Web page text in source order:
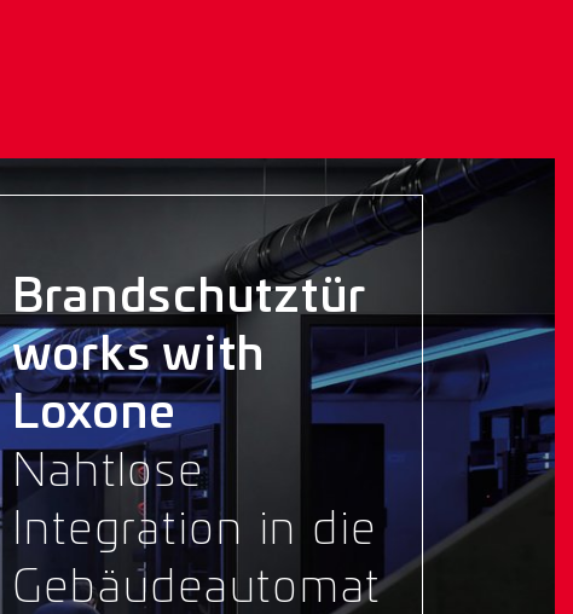
Brandschutztür
works with
Loxone
Nahtlose
Integration in die
Gebäudeautomat